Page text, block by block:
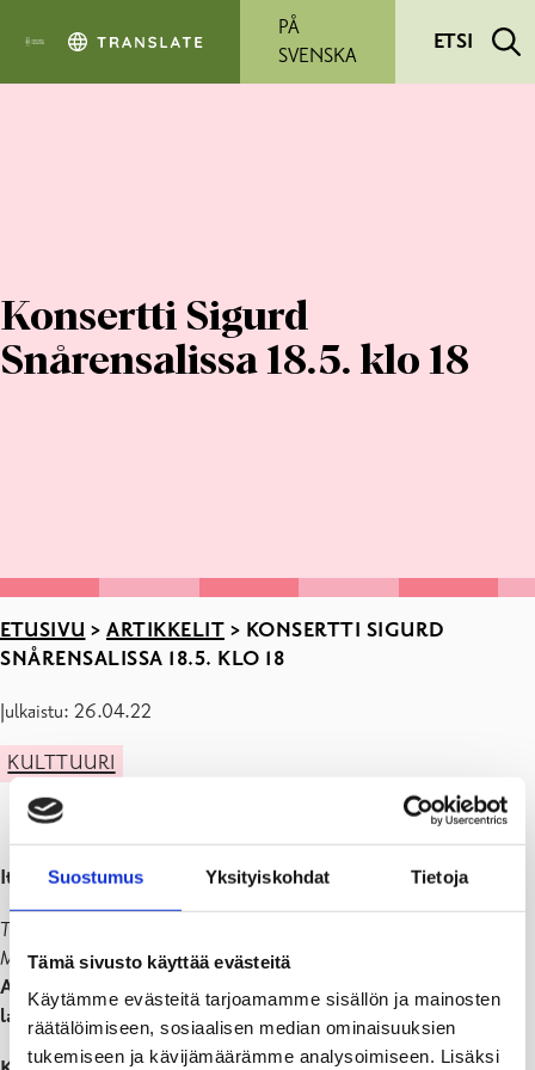
Suostumus Yksityiskohdat Tietoja
Tämä sivusto käyttää evästeitä
Käytämme evästeitä tarjoamamme sisällön ja mainosten
räätälöimiseen, sosiaalisen median ominaisuuksien
tukemiseen ja kävijämäärämme analysoimiseen. Lisäksi
PÅ
SVENSKA
ETSI
Konsertti Sigurd
Snårensalissa 18.5. klo 18
ETUSIVU > ARTIKKELIT > KONSERTTI SIGURD
SNÅRENSALISSA 18.5. KLO 18
Julkaistu: 26.04.22
KULTTUURI
It fell on a summer´s day –Shakespearen ajan rakkauslauluja
Thomas Campion (1567-1620), John Dowland (1563.1626), Thomas
Morley (1557-1602)
Anna Villberg sopraano, Pentti Hildén renessanssiluuttu ja
laulu